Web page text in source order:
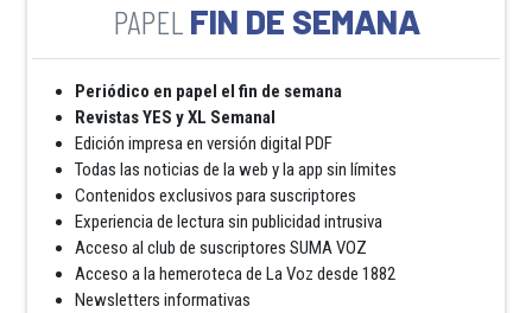
FIN DE SEMANA
Periódico en papel el fin de semana
Revistas YES y XL Semanal
Edición impresa en versión digital PDF
Todas las noticias de la web y la app sin límites
Contenidos exclusivos para suscriptores
Experiencia de lectura sin publicidad intrusiva
Acceso al club de suscriptores SUMA VOZ
Acceso a la hemeroteca de La Voz desde 1882
Newsletters informativas